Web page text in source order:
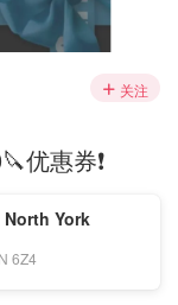
关注
优惠券❗️
York
6Z4